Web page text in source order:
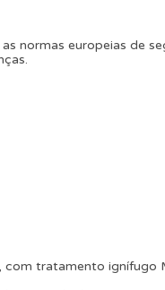
normas europeias de
com tratamento ignífugo